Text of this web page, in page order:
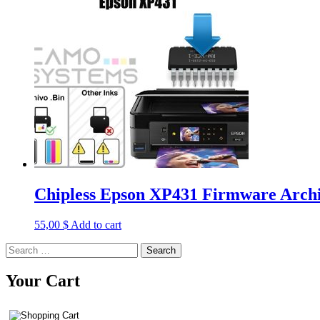
Chipless Epson XP431 Firmware
55,00 $ Add to cart
Search
for:
Your Cart